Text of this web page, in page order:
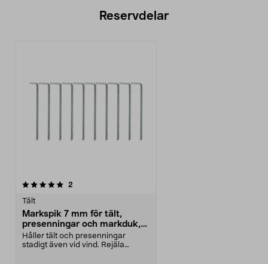
Reservdelar
2
Tält
Markspik 7 mm för tält,
presenningar och markduk,
10-pack
Håller tält och presenningar
stadigt även vid vind. Rejäla